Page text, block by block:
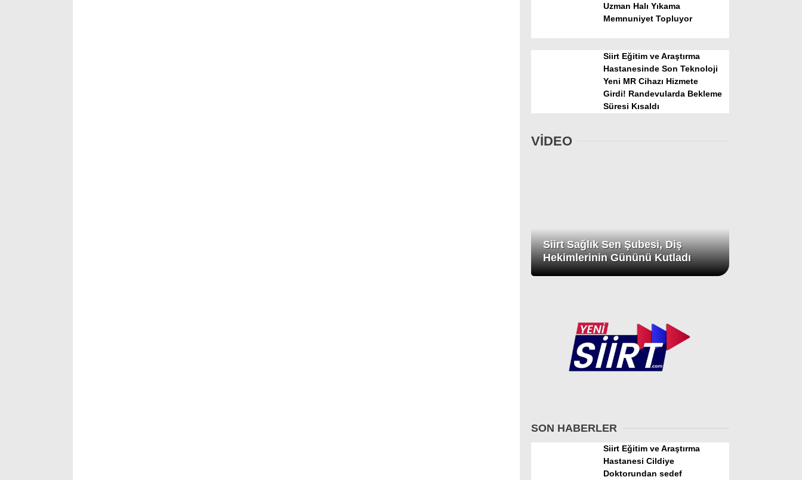
Uzman Halı Yıkama
Memnuniyet Topluyor
Siirt Eğitim ve Araştırma
Hastanesinde Son Teknoloji
Yeni MR Cihazı Hizmete
Girdi! Randevularda Bekleme
Süresi Kısaldı
VİDEO
Siirt Sağlık Sen Şubesi, Diş
Hekimlerinin Gününü Kutladı
SON HABERLER
Siirt Eğitim ve Araştırma
Hastanesi Cildiye
Doktorundan sedef